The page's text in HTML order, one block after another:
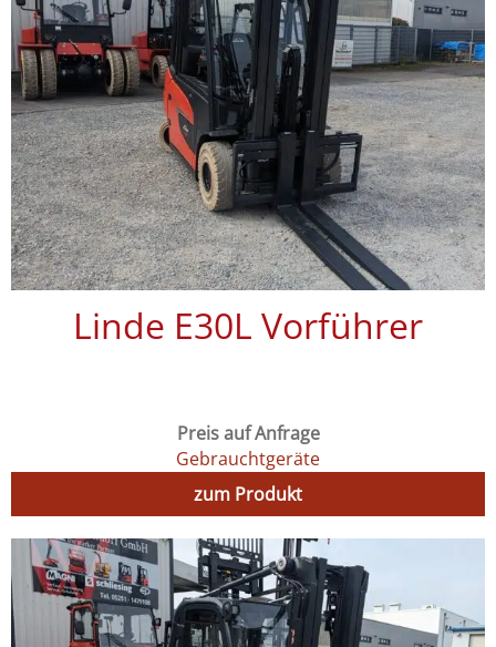
Linde E30L Vorführer
Preis auf Anfrage
Gebrauchtgeräte
zum Produkt